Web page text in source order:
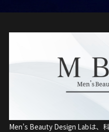
Men’s Beauty Design Labは、